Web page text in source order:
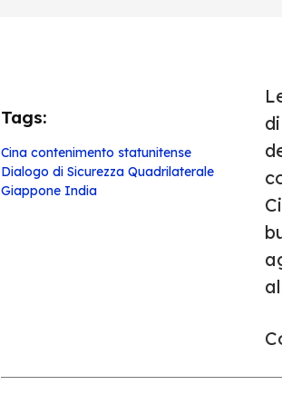
Tags:
Cina contenimento statunitense
Dialogo di Sicurezza Quadrilaterale
Giappone India